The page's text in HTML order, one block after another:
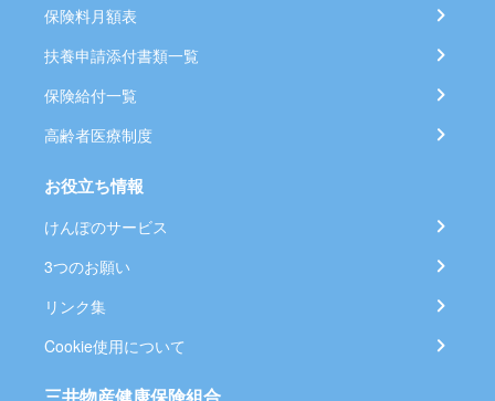
保険料月額表
扶養申請添付書類一覧
保険給付一覧
高齢者医療制度
お役立ち情報
けんぽのサービス
3つのお願い
リンク集
Cookie使用について